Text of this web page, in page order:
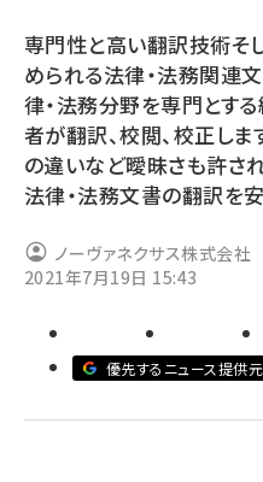
youtube (2425)
note (2310)
セミナー (2301)
z世代 (1620)
llmo (1160)
専門性と高い翻訳技術そ
められる法律・法務関連
律・法務分野を専門とす
者が翻訳、校閲、校正しま
の違いなど曖昧さも許さ
法律・法務文書の翻訳を
ノーヴァネクサス株式会社
2021年7月19日 15:43
優先するニュース提供